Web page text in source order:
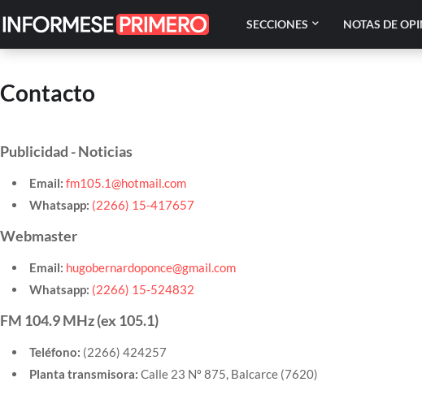
SECCIONES NOTAS DE
Contacto
Publicidad - Noticias
Email: fm105.1@hotmail.com
Whatsapp: (2266) 15-417657
Webmaster
Email: hugobernardoponce@gmail.com
Whatsapp: (2266) 15-524832
FM 104.9 MHz (ex 105.1)
Teléfono: (2266) 424257
Planta transmisora: Calle 23 Nº 875, Balcarce (7620)